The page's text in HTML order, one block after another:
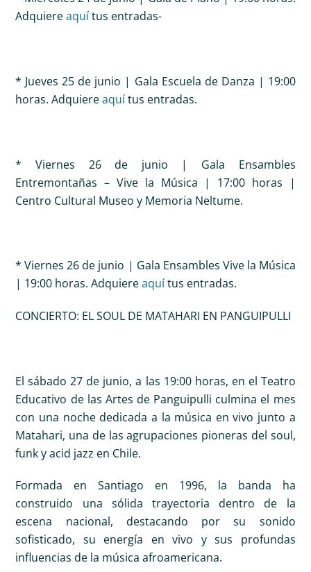
Adquiereaquítus entradas-
* Jueves 25 de junio | Gala Escuela de Danza | 19:00
horas. Adquiereaquítus entradas.
* Viernes 26 de junio | Gala Ensambles
Entremontañas – Vive la Música | 17:00 horas |
Centro Cultural Museo y Memoria Neltume.
* Viernes 26 de junio | Gala Ensambles Vive la Música
| 19:00 horas. Adquiereaquítus entradas.
CONCIERTO: EL SOUL DE MATAHARI EN PANGUIPULLI
El sábado 27 de junio, a las 19:00 horas, en el Teatro
Educativo de las Artes de Panguipulli culmina el mes
con una noche dedicada a la música en vivo junto a
Matahari, una de las agrupaciones pioneras del soul,
funk y acid jazz en Chile.
Formada en Santiago en 1996, la banda ha
construido una sólida trayectoria dentro de la
escena nacional, destacando por su sonido
sofisticado, su energía en vivo y sus profundas
influencias de la música afroamericana.